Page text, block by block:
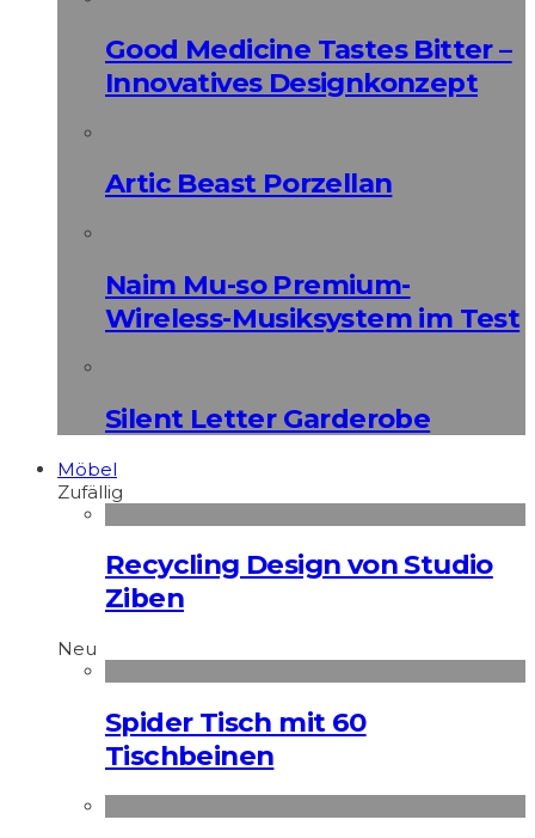
Good Medicine Tastes Bitter –
Innovatives Designkonzept
Artic Beast Porzellan
Naim Mu-so Premium-
Wireless-Musiksystem im Test
Silent Letter Garderobe
Möbel
Zufällig
Recycling Design von Studio
Ziben
Neu
Spider Tisch mit 60
Tischbeinen